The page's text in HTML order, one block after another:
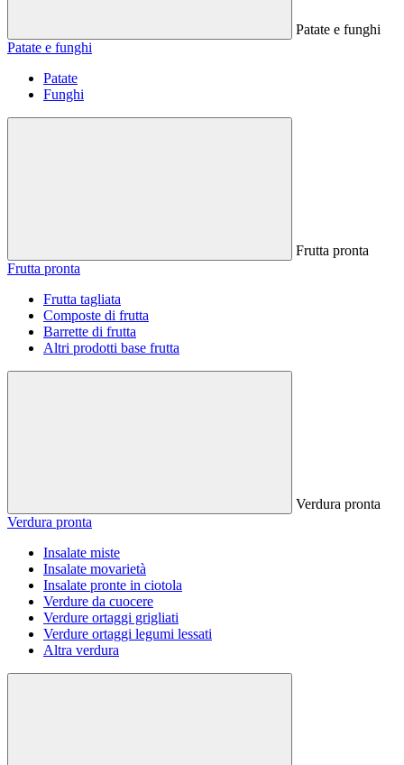
Patate e funghi
Patate e funghi
Patate
Funghi
Frutta pronta
Frutta pronta
Frutta tagliata
Composte di frutta
Barrette di frutta
Altri prodotti base frutta
Verdura pronta
Verdura pronta
Insalate miste
Insalate movarietà
Insalate pronte in ciotola
Verdure da cuocere
Verdure ortaggi grigliati
Verdure ortaggi legumi lessati
Altra verdura